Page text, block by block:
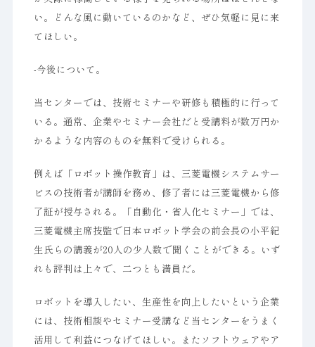
い。どんな風に動いているのかなど、ぜひ気軽に見に来
てほしい。
-今後について。
当センターでは、技術セミナーや研修も積極的に行って
いる。通常、企業やセミナー会社だと受講料が数万円か
かるような内容のものを無料で受けられる。
例えば「ロボット操作教育」は、三菱電機システムサー
ビスの技術者が講師を務め、修了者には三菱電機から修
了証が授与される。「自動化・省人化セミナー」では、
三菱電機主席技監で日本ロボット学会の前会長の小平紀
生氏らの講義が20人の少人数で聞くことができる。いず
れも評判は上々で、二つとも満員だ。
ロボットを導入したい、生産性を向上したいという企業
には、技術相談やセミナー受講など当センターをうまく
活用して利益につなげてほしい。またソフトウェアやア